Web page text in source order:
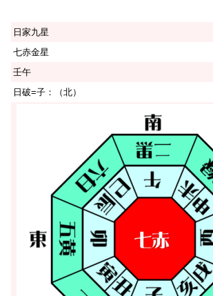
日家九星
七赤金星
壬午
日破=子：（北）